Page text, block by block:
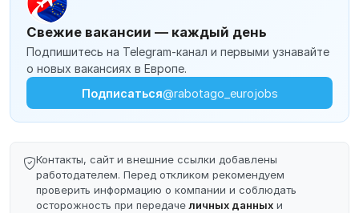
Свежие вакансии — каждый день
Подпишитесь на Telegram-канал и первыми узнавайте
о новых вакансиях в Европе.
Подписаться@rabotago_eurojobs
Контакты, сайт и внешние ссылки добавлены
работодателем. Перед откликом рекомендуем
проверить информацию о компании и соблюдать
осторожность при передачеличных данных и